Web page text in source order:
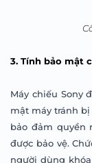
3. Tính bảo mật
Máy chiếu Sony
mật máy tránh
bảo đảm quyền
được bảo vệ.
người dùng